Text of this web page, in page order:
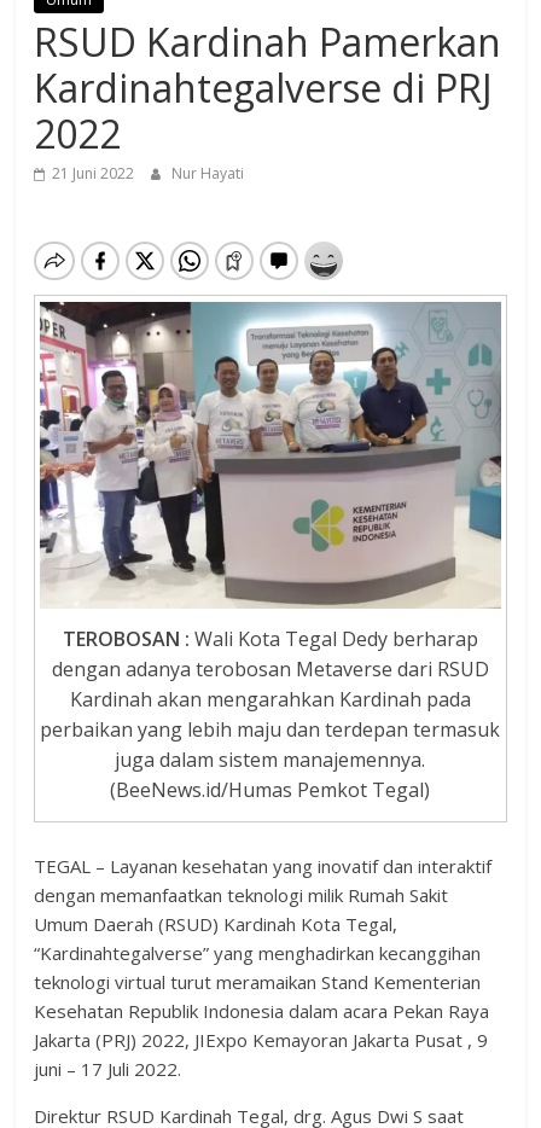
RSUD Kardinah Pamerkan
Kardinahtegalverse di PRJ
2022
21 Juni 2022 Nur Hayati
TEROBOSAN : Wali Kota Tegal Dedy berharap
dengan adanya terobosan Metaverse dari RSUD
Kardinah akan mengarahkan Kardinah pada
perbaikan yang lebih maju dan terdepan termasuk
juga dalam sistem manajemennya.
(BeeNews.id/Humas Pemkot Tegal)
TEGAL – Layanan kesehatan yang inovatif dan interaktif
dengan memanfaatkan teknologi milik Rumah Sakit
Umum Daerah (RSUD) Kardinah Kota Tegal,
“Kardinahtegalverse” yang menghadirkan kecanggihan
teknologi virtual turut meramaikan Stand Kementerian
Kesehatan Republik Indonesia dalam acara Pekan Raya
Jakarta (PRJ) 2022, JIExpo Kemayoran Jakarta Pusat , 9
juni – 17 Juli 2022.
Direktur RSUD Kardinah Tegal, drg. Agus Dwi S saat